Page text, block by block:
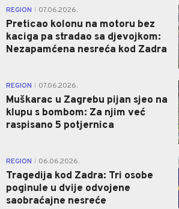
REGION 07.06.2026.
Preticao kolonu na motoru bez
kaciga pa stradao sa djevojkom:
Nezapamćena nesreća kod Zadra
REGION 07.06.2026.
Muškarac u Zagrebu pijan sjeo na
klupu s bombom: Za njim već
raspisano 5 potjernica
REGION 06.06.2026.
Tragedija kod Zadra: Tri osobe
poginule u dvije odvojene
saobraćajne nesreće